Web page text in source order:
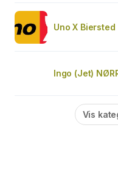
Uno X Biersted
Ingo (Jet)
Vis